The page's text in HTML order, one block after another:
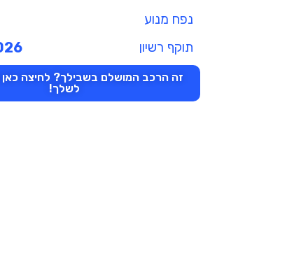
נפח מנוע
תוקף רשיון
זה הרכב המושלם בשבילך? לחיצה כאן
לשלך!